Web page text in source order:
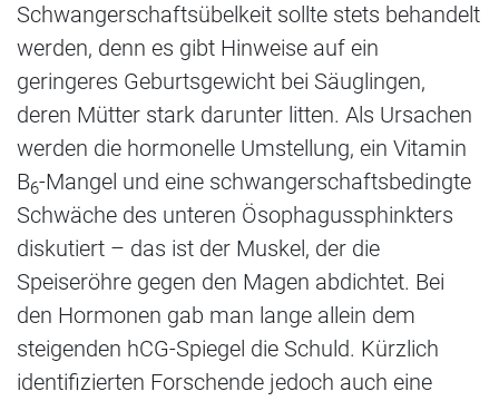
Schwangerschaftsübelkeit sollte stets behandelt
werden, denn es gibt Hinweise auf ein
geringeres Geburtsgewicht bei Säuglingen,
deren Mütter stark darunter litten. Als Ursachen
werden die hormonelle Umstellung, ein Vitamin
B6-Mangel und eine schwangerschaftsbedingte
Schwäche des unteren Ösophagussphinkters
diskutiert – das ist der Muskel, der die
Speiseröhre gegen den Magen abdichtet. Bei
den Hormonen gab man lange allein dem
steigenden hCG-Spiegel die Schuld. Kürzlich
identifizierten Forschende jedoch auch eine